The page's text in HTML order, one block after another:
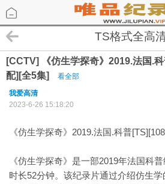
TS格式全高
[CCTV] 《仿生学探奇》2019.法国.
配][全5集]
看全部
我爱高清
2023-6-26 15:18:20
《仿生学探奇》2019.法国.科普
《仿生学探奇》是一部2019年法国科
时长52分钟。该纪录片通过介绍仿生